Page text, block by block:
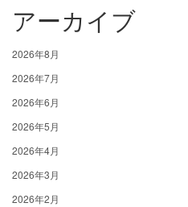
アーカイブ
2026年8月
2026年7月
2026年6月
2026年5月
2026年4月
2026年3月
2026年2月